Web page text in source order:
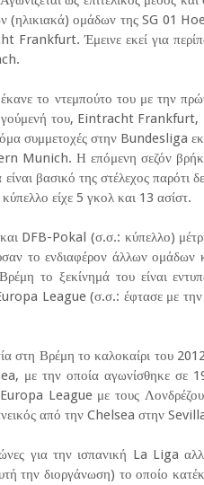
(ηλικιακά) ομάδων της SG 01
Frankfurt. Έμεινε εκεί για
το ντεμπούτο του με την
του, Eintracht Frankfurt,
συμμετοχές στην Bundesliga
Munich. Η επόμενη σεζόν
βασικό της στέλεχος παρότι
είχε 5 γκολ και 13 ασίστ.
DFB-Pokal (σ.σ.: κύπελλο)
το ενδιαφέρον άλλων
το ξεκίνημά του είναι
League (σ.σ.: έφτασε με
στη Βρέμη το καλοκαίρι του
με την οποία αγωνίσθηκε σε
League με τους
από την Chelsea στην
για την ισπανική La Liga
την διοργάνωση) το οποίο